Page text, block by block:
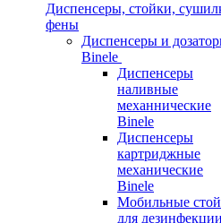
Диспенсеры, стойки,
фены
Диспенсеры и
Binele
Диспенсеры
наливные
механнические
Binele
Диспенсеры
картриджные
механические
Binele
Мобильные
для дезинфекции